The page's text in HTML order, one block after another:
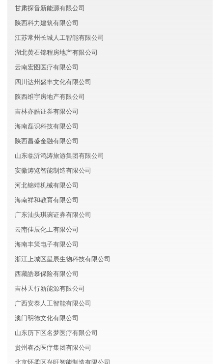
甘肃探音新能源有限公司
陕西科力建筑有限公司
江苏常州长城人工智能有限公司
湖北黄石锦程房地产有限公司
云南宏图医疗有限公司
四川达州盛丰文化有限公司
陕西维宇房地产有限公司
吉林亦皓证券有限公司
海南磊识科技有限公司
陕西昌盛金融有限公司
山东临沂鸿涛旅游集团有限公司
安徽涛览智能制造有限公司
河北锦靖机械有限公司
海南祥和教育有限公司
广东汕头琪琬证券有限公司
云南佳辰化工有限公司
海南丰策电子有限公司
浙江上城区星辰生物科技有限公司
西藏皓慕保险有限公司
吉林天行新能源有限公司
广西安泰人工智能有限公司
澳门明德文化有限公司
山东历下区名梦医疗有限公司
贵州睿杰医疗集团有限公司
北京怀柔区兴旺智能制造有限公司